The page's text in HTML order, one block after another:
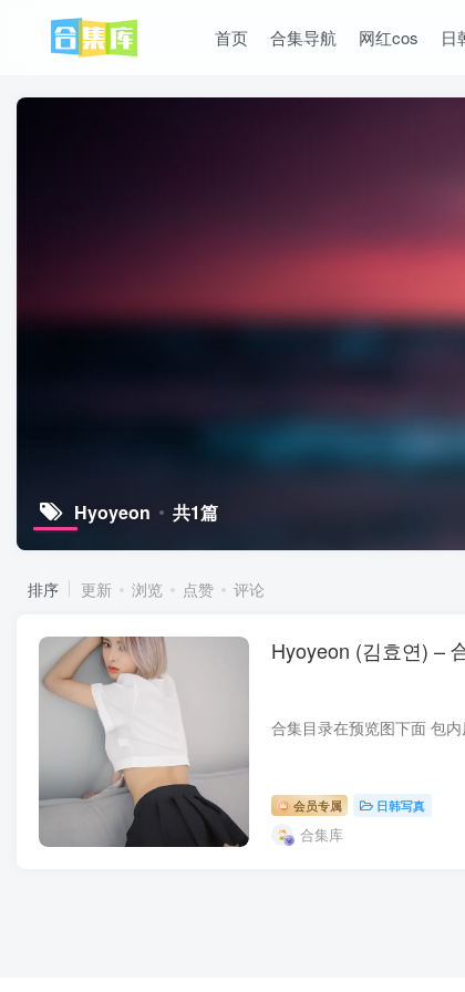
首页 合集导航 网红cos 日
Hyoyeon 共1篇
排序 更新 浏览 点赞 评论
Hyoyeon (김효연) –
会员专属 日韩写真
合集库